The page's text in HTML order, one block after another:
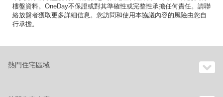
樓盤資料。OneDay不保證或對其準確性或完整性承擔任何責任。請聯
絡放盤者獲取更多詳細信息。您訪問和使用本協議內容的風險由您自
行承擔。
熱門住宅區域